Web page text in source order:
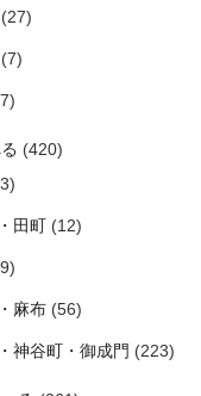
(27)
(7)
(420)
田町 (12)
麻布 (56)
神谷町・御成門 (223)